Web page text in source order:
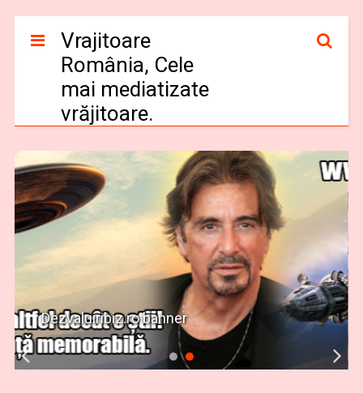
Vrajitoare
România, Cele
mai mediatizate
vrăjitoare.
Banner Vrajitoare Romania Israel